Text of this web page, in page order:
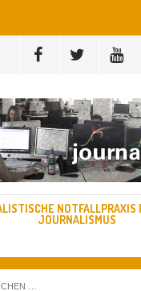
NOTFALLPRAXIS
JOURNALISMUS